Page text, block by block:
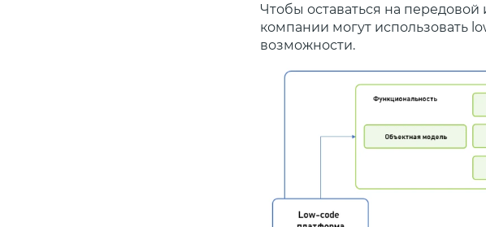
Чтобы оставаться на
компании могут использовать
возможности.